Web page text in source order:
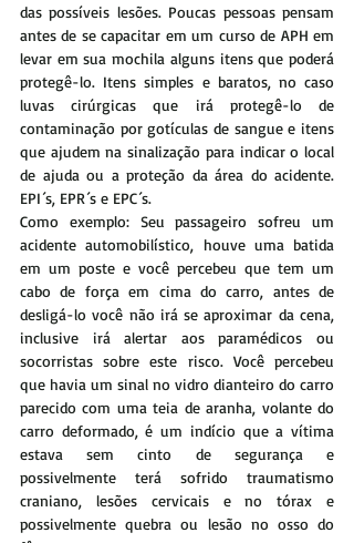
das possíveis lesões. Poucas pessoas pensam
antes de se capacitar em um curso de APH em
levar em sua mochila alguns itens que poderá
protegê-lo. Itens simples e baratos, no caso
luvas cirúrgicas que irá protegê-lo de
contaminação por gotículas de sangue e itens
que ajudem na sinalização para indicar o local
de ajuda ou a proteção da área do acidente.
EPI´s, EPR´s e EPC´s.
Como exemplo: Seu passageiro sofreu um
acidente automobilístico, houve uma batida
em um poste e você percebeu que tem um
cabo de força em cima do carro, antes de
desligá-lo você não irá se aproximar da cena,
inclusive irá alertar aos paramédicos ou
socorristas sobre este risco. Você percebeu
que havia um sinal no vidro dianteiro do carro
parecido com uma teia de aranha, volante do
carro deformado, é um indício que a vítima
estava sem cinto de segurança e
possivelmente terá sofrido traumatismo
craniano, lesões cervicais e no tórax e
possivelmente quebra ou lesão no osso do